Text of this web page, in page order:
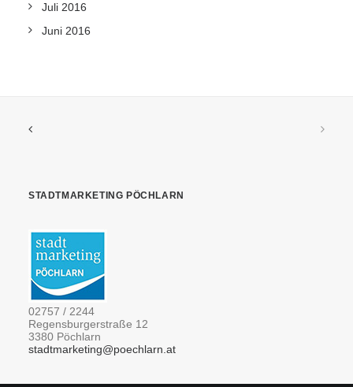
Juli 2016
Juni 2016
STADTMARKETING PÖCHLARN
02757 / 2244
Regensburgerstraße 12
3380 Pöchlarn
stadtmarketing@poechlarn.at